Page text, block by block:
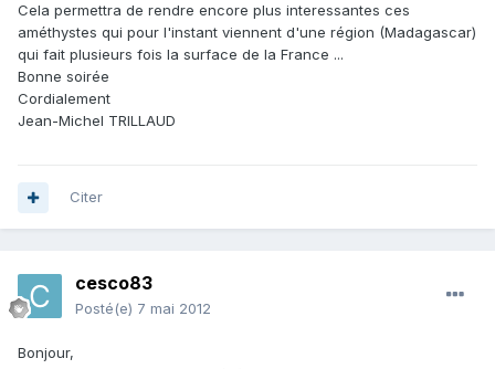
Cela permettra de rendre encore plus interessantes ces
améthystes qui pour l'instant viennent d'une région (Madagascar)
qui fait plusieurs fois la surface de la France ...
Bonne soirée
Cordialement
Jean-Michel TRILLAUD
Citer
cesco83
Posté(e) 7 mai 2012
Bonjour,